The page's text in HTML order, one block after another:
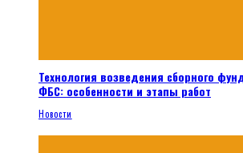
Технология возведения сборного
ФБС: особенности и этапы работ
Новости